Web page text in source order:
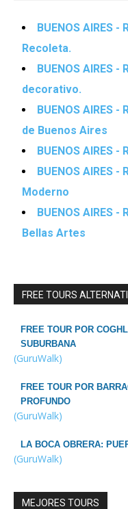
BUENOS AIRES
Recoleta.
BUENOS AIRES
decorativo.
BUENOS AIRES
de Buenos Aires
BUENOS AIRES
BUENOS AIRES
Moderno
BUENOS AIRES
Bellas Artes
FREE TOURS
FREE TOUR POR
SUBURBANA
(GuruWalk)
FREE TOUR POR
PROFUNDO
(GuruWalk)
LA BOCA OBRERA:
(GuruWalk)
MEJORES TOURS